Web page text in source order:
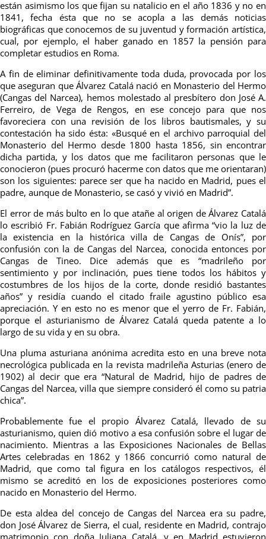
están asimismo los que fijan su natalicio en el año 1836 y no en
1841, fecha ésta que no se acopla a las demás noticias
biográficas que conocemos de su juventud y formación artística,
cual, por ejemplo, el haber ganado en 1857 la pensión para
completar estudios en Roma.
A fin de eliminar definitivamente toda duda, provocada por los
que aseguran que Álvarez Catalá nació en Monasterio del Hermo
(Cangas del Narcea), hemos molestado al presbítero don José A.
Ferreiro, de Vega de Rengos, en ese concejo para que nos
favoreciera con una revisión de los libros bautismales, y su
contestación ha sido ésta: «Busqué en el archivo parroquial del
Monasterio del Hermo desde 1800 hasta 1856, sin encontrar
dicha partida, y los datos que me facilitaron personas que le
conocieron (pues procuró hacerme con datos que me orientaran)
son los siguientes: parece ser que ha nacido en Madrid, pues el
padre, aunque de Monasterio, se casó y vivió en Madrid”.
El error de más bulto en lo que atañe al origen de Álvarez Catalá
lo escribió Fr. Fabián Rodríguez García que afirma “vio la luz de
la existencia en la histórica villa de Cangas de Onís”, por
confusión con la de Cangas del Narcea, conocida entonces por
Cangas de Tineo. Dice además que es “madrileño por
sentimiento y por inclinación, pues tiene todos los hábitos y
costumbres de los hijos de la corte, donde residió bastantes
años” y residía cuando el citado fraile agustino público esa
apreciación. Y en esto no es menor que el yerro de Fr. Fabián,
porque el asturianismo de Álvarez Catalá queda patente a lo
largo de su vida y en su obra.
Una pluma asturiana anónima acredita esto en una breve nota
necrológica publicada en la revista madrileña Asturias (enero de
1902) al decir que era “Natural de Madrid, hijo de padres de
Cangas del Narcea, villa que siempre consideró él como su patria
chica”.
Probablemente fue el propio Álvarez Catalá, llevado de su
asturianismo, quien dió motivo a esa confusión sobre el lugar de
nacimiento. Mientras a las Exposiciones Nacionales de Bellas
Artes celebradas en 1862 y 1866 concurrió como natural de
Madrid, que como tal figura en los catálogos respectivos, él
mismo se acreditó en los de exposiciones posteriores como
nacido en Monasterio del Hermo.
De esta aldea del concejo de Cangas del Narcea era su padre,
don José Álvarez de Sierra, el cual, residente en Madrid, contrajo
matrimonio con doña Juliana Catalá, y en Madrid estuvieron